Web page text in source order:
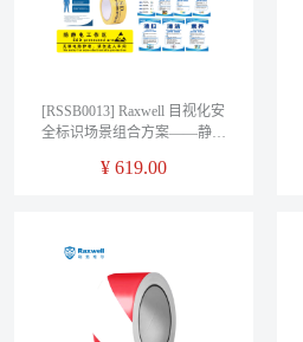
[RSSB0013] Raxwell 目视化安
全标识场景组合方案——静电
¥ 619.00